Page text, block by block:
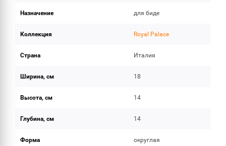
Назначение для биде
Коллекция Royal Palace
Страна Италия
Ширина, см 18
Высота, см 14
Глубина, см 14
Форма округлая